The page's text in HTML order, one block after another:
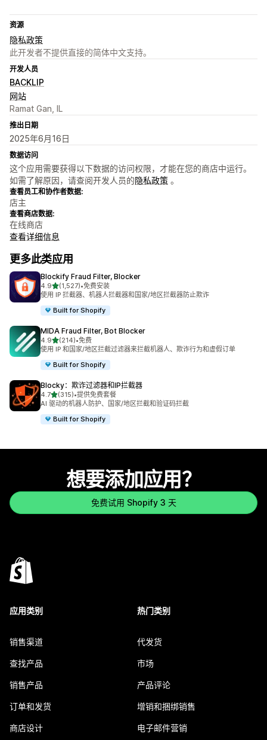
资源
隐私政策
此开发者不提供直接的简体中文支持。
开发人员
BACKLIP
网站
Ramat Gan, IL
推出日期
2025年6月16日
数据访问
这个应用需要获得以下数据的访问权限，才能在您的商店中运行。
如需了解原因，请查阅开发人员的隐私政策 。
查看员工和协作者数据:
店主
查看商店数据:
在线商店
查看详细信息
更多此类应用
Blockify Fraud Filter, Blocker
4.9星（满分 5 星）
(1,527)
总共 1527 条评论
•免费安装
使用 IP 拦截器、机器人拦截器和国家/地区拦截器防止欺诈
Built for Shopify
MIDA Fraud Filter, Bot Blocker
4.9星（满分 5 星）
(214)
总共 214 条评论
•免费
使用 IP 和国家/地区拦截过滤器来拦截机器人、欺诈行为和虚假订单
Built for Shopify
Blocky：欺诈过滤器和IP拦截器
4.7星（满分 5 星）
(315)
总共 315 条评论
•提供免费套餐
AI 驱动的机器人防护、国家/地区拦截和验证码拦截
Built for Shopify
想要添加应用？
免费试用 Shopify 3 天
应用类别
销售渠道
查找产品
销售产品
订单和发货
商店设计
热门类别
代发货
市场
产品评论
增销和捆绑销售
电子邮件营销